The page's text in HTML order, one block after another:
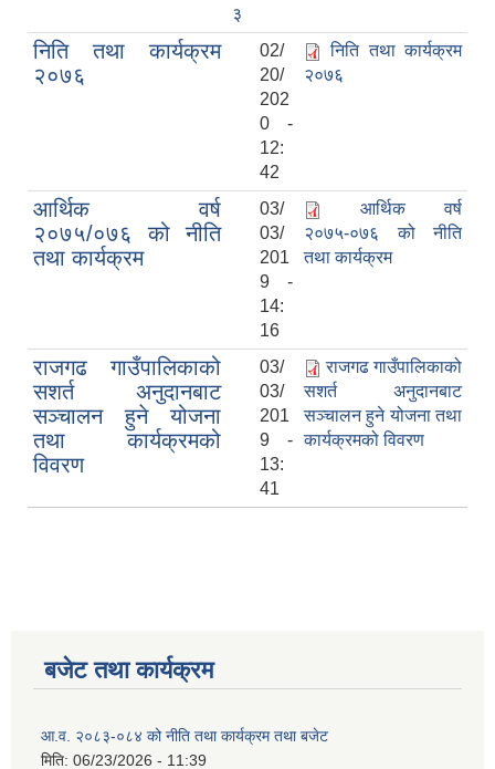
३
निति तथा कार्यक्रम
२०७६
02/
20/
202
0 -
12:
42
निति तथा कार्यक्रम
२०७६
आर्थिक वर्ष
२०७५/०७६ को नीति
तथा कार्यक्रम
03/
03/
201
9 -
14:
16
आर्थिक वर्ष
२०७५-०७६ को नीति
तथा कार्यक्रम
राजगढ गाउँपालिकाको
सशर्त अनुदानबाट
सञ्चालन हुने योजना
तथा कार्यक्रमको
विवरण
03/
03/
201
9 -
13:
41
राजगढ गाउँपालिकाको
सशर्त अनुदानबाट
सञ्चालन हुने योजना तथा
कार्यक्रमको विवरण
बजेट तथा कार्यक्रम
आ.व. २०८३-०८४ को नीति तथा कार्यक्रम तथा बजेट
मिति: 06/23/2026 - 11:39